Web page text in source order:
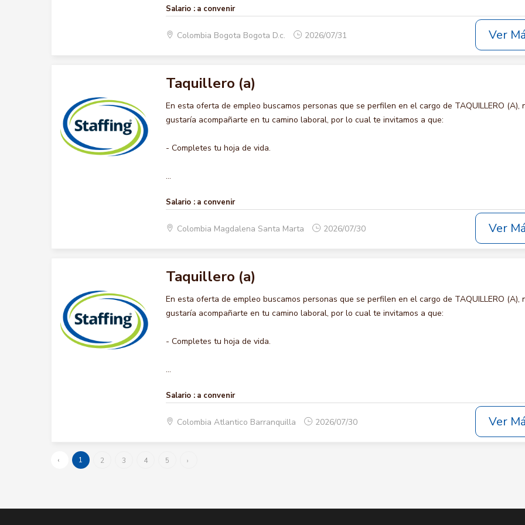
Salario : a convenir
Colombia Bogota Bogota D.c. 2026/07/31 Ver
Taquillero (a)
En esta oferta de empleo buscamos personas que se perfilen en el cargo de TAQUILLERO (A),
gustaría acompañarte en tu camino laboral, por lo cual te invitamos a que:
- Completes tu hoja de vida.
...
Salario : a convenir
Colombia Magdalena Santa Marta 2026/07/30 Ver
Taquillero (a)
En esta oferta de empleo buscamos personas que se perfilen en el cargo de TAQUILLERO (A),
gustaría acompañarte en tu camino laboral, por lo cual te invitamos a que:
- Completes tu hoja de vida.
...
Salario : a convenir
Colombia Atlantico Barranquilla 2026/07/30 Ver
‹ 1 2 3 4 5 ›